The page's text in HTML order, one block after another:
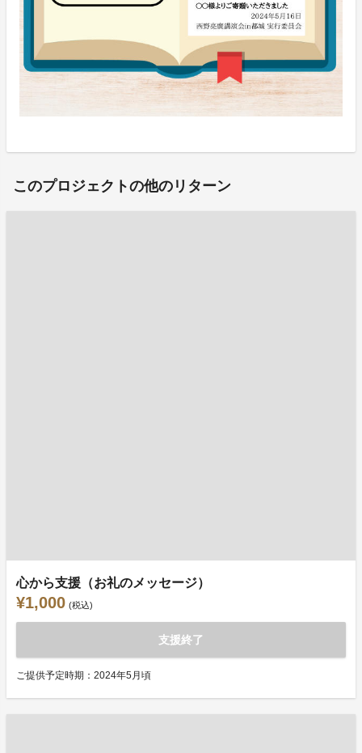
このプロジェクトの他のリターン
心から支援（お礼のメッセージ）
¥1,000 (税込)
支援終了
ご提供予定時期：2024年5月頃